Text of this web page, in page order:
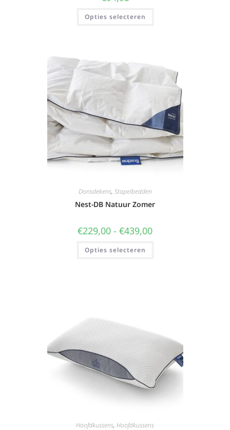
Opties selecteren
Donsdekens, Stapelbedden
Nest-DB Natuur Zomer
€229,00 - €439,00
Opties selecteren
Hoofdkussens, Hoofdkussens